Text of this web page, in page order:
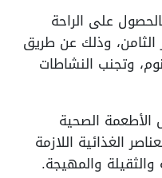
على الراحة
الثامن، وذلك عن طريق
وتجنب النشاطات
الأطعمة الصحية
الغذائية اللازمة
والمهيجة.